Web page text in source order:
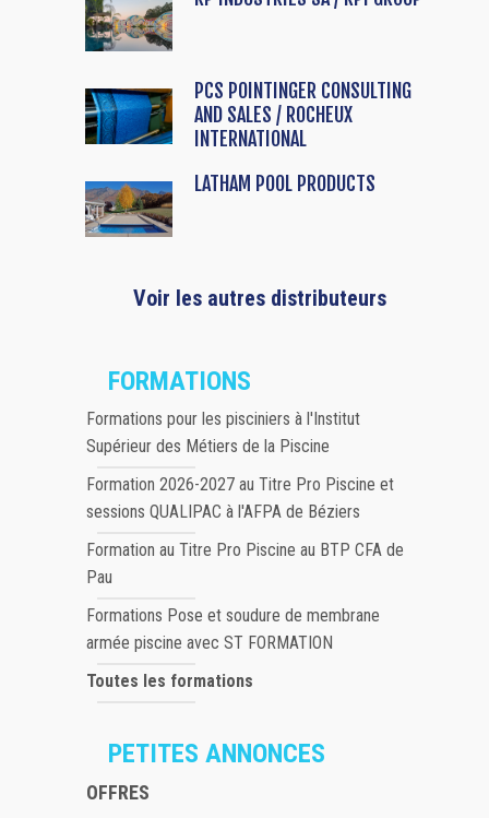
PCS POINTINGER CONSULTING
AND SALES / ROCHEUX
INTERNATIONAL
LATHAM POOL PRODUCTS
Voir les autres distributeurs
FORMATIONS
Formations pour les pisciniers à l'Institut
Supérieur des Métiers de la Piscine
Formation 2026-2027 au Titre Pro Piscine et
sessions QUALIPAC à l'AFPA de Béziers
Formation au Titre Pro Piscine au BTP CFA de
Pau
Formations Pose et soudure de membrane
armée piscine avec ST FORMATION
Toutes les formations
PETITES ANNONCES
OFFRES